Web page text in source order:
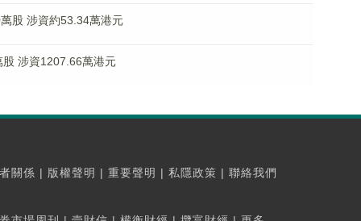
股 涉資約53.34萬港元
涉資1207.66萬港元
關係 | 版權聲明 | 重要聲明 | 私隱政策 | 聯絡我們